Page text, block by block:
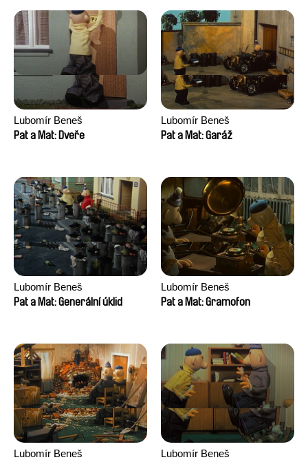
Lubomír Beneš
Pat a Mat: Dveře
Lubomír Beneš
Pat a Mat: Garáž
Lubomír Beneš
Pat a Mat: Generální úklid
Lubomír Beneš
Pat a Mat: Gramofon
Lubomír Beneš
Lubomír Beneš